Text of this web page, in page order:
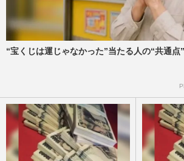
“宝くじは運じゃなかった”当たる人の“共通点